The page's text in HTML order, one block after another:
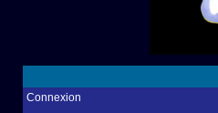
Connexion